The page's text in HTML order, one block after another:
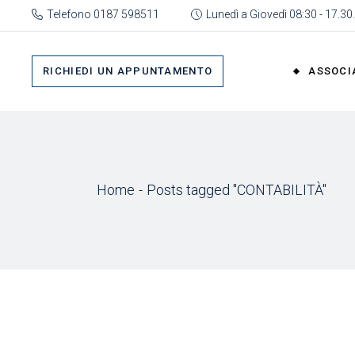
the
Telefono 0187 598511 Lunedì a Giovedì 08:30 -
RICHIEDI UN APPUNTAMENTO
Home Posts tagged "CONTABILITÀ"